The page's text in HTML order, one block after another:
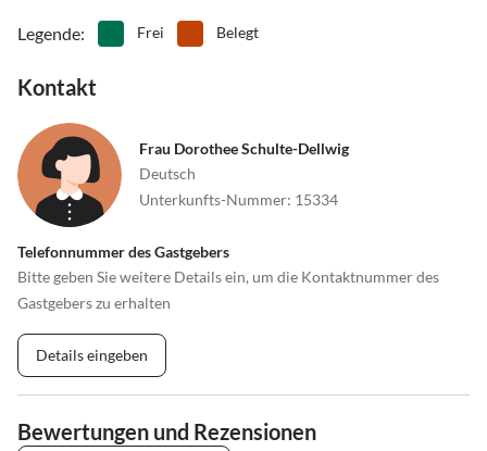
Legende: Frei Belegt
Kontakt
Frau Dorothee Schulte-Dellwig
Deutsch
Unterkunfts-Nummer: 15334
Telefonnummer des Gastgebers
Bitte geben Sie weitere Details ein, um die Kontaktnummer des
Gastgebers zu erhalten
Details eingeben
Bewertungen und Rezensionen